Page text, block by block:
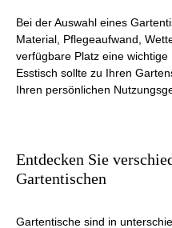
Bei der Auswahl eines
Material, Pflegeaufwand,
verfügbare Platz eine
Esstisch sollte zu Ihren
Ihren persönlichen
Entdecken Sie
Gartentischen
Gartentische sind in